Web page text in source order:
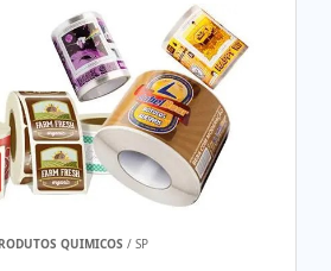
QUIMICOS / SP